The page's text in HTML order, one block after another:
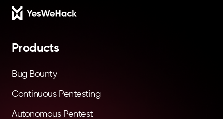
Footer
Products
Bug Bounty
Continuous Pentesting
Autonomous Pentest